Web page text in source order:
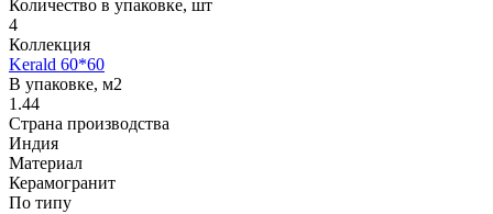
Количество в упаковке, шт
4
Коллекция
Kerald 60*60
В упаковке, м2
1.44
Страна производства
Индия
Материал
Керамогранит
По типу